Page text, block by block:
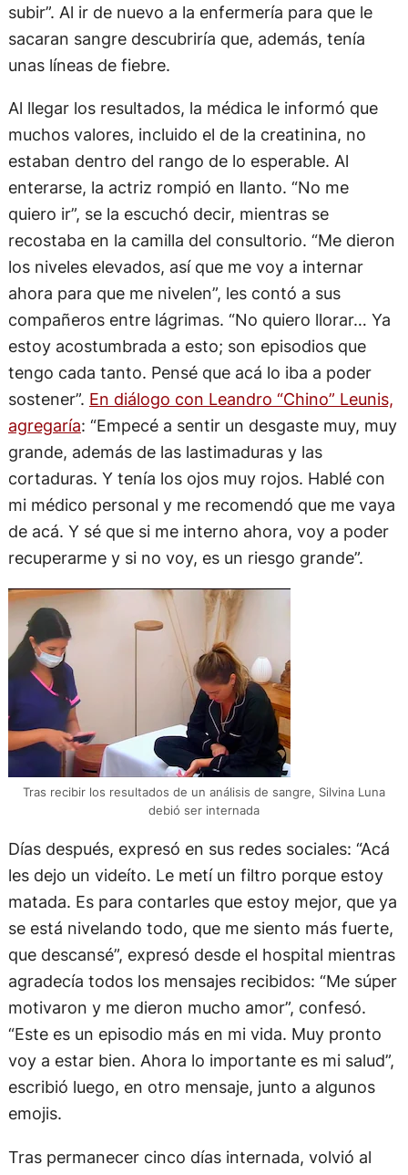
subir”. Al ir de nuevo a la enfermería para que le
sacaran sangre descubriría que, además, tenía
unas líneas de fiebre.
Al llegar los resultados, la médica le informó que
muchos valores, incluido el de la creatinina, no
estaban dentro del rango de lo esperable. Al
enterarse, la actriz rompió en llanto. “No me
quiero ir”, se la escuchó decir, mientras se
recostaba en la camilla del consultorio. “Me dieron
los niveles elevados, así que me voy a internar
ahora para que me nivelen”, les contó a sus
compañeros entre lágrimas. “No quiero llorar… Ya
estoy acostumbrada a esto; son episodios que
tengo cada tanto. Pensé que acá lo iba a poder
sostener”. En diálogo con Leandro “Chino” Leunis,
agregaría: “Empecé a sentir un desgaste muy, muy
grande, además de las lastimaduras y las
cortaduras. Y tenía los ojos muy rojos. Hablé con
mi médico personal y me recomendó que me vaya
de acá. Y sé que si me interno ahora, voy a poder
recuperarme y si no voy, es un riesgo grande”.
Tras recibir los resultados de un análisis de sangre, Silvina Luna
debió ser internada
Días después, expresó en sus redes sociales: “Acá
les dejo un videíto. Le metí un filtro porque estoy
matada. Es para contarles que estoy mejor, que ya
se está nivelando todo, que me siento más fuerte,
que descansé”, expresó desde el hospital mientras
agradecía todos los mensajes recibidos: “Me súper
motivaron y me dieron mucho amor”, confesó.
“Este es un episodio más en mi vida. Muy pronto
voy a estar bien. Ahora lo importante es mi salud”,
escribió luego, en otro mensaje, junto a algunos
emojis.
Tras permanecer cinco días internada, volvió al